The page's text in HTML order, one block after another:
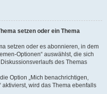
setzen oder ein Thema
setzen oder es abonnieren, in dem
Optionen“ auswählst, die sich
des Themas
Option „Mich benachrichtigen,
wird das Thema ebenfalls